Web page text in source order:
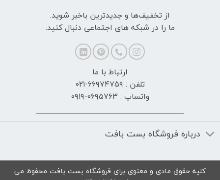
از تخفیف‌ها و جدیدترین‌ باخبر شوید.
ما را در شبکه های اجتماعی دنبال کنید.
ارتباط با ما
تلفن : ۶۶۹۷۴۷۵۹-۰۲۱
واتساپ : ۰۶۹۵۷۶۳-۰۹۱۹
درباره فروشگاه بست بافت
کلیه حقوق مادی و معنوی برای فروشگاه بست بافت محفوظ می